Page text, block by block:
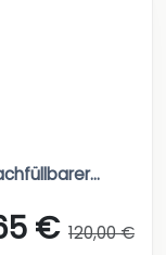
€ 120,00 €